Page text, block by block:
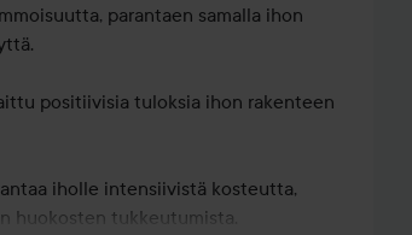
parantaen samalla ihon
positiivisia tuloksia ihon rakenteen
iholle intensiivistä kosteutta,
huokosten tukkeutumista.